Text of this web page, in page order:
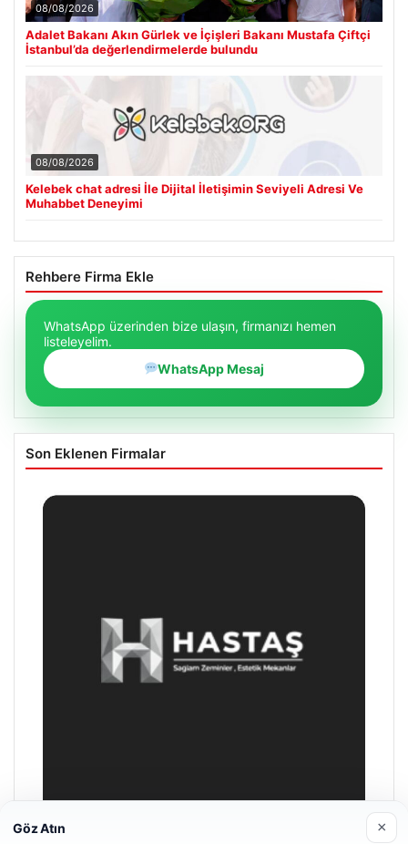
08/08/2026
Adalet Bakanı Akın Gürlek ve İçişleri Bakanı Mustafa Çiftçi
İstanbul’da değerlendirmelerde bulundu
08/08/2026
Kelebek chat adresi İle Dijital İletişimin Seviyeli Adresi Ve
Muhabbet Deneyimi
Rehbere Firma Ekle
WhatsApp üzerinden bize ulaşın, firmanızı hemen
listeleyelim.
WhatsApp Mesaj
Son Eklenen Firmalar
Göz Atın ×